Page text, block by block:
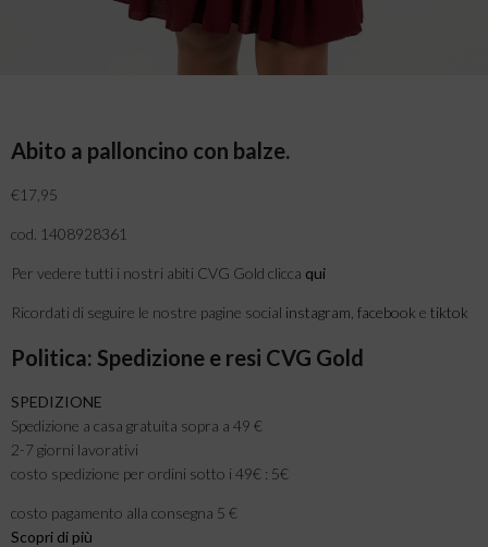
Abito a palloncino con balze.
€17,95
cod. 1408928361
Per vedere tutti i nostri abiti CVG Gold clicca qui
Ricordati di seguire le nostre pagine social instagram facebook e tiktok
Politica: Spedizione e resi CVG Gold
SPEDIZIONE
Spedizione a casa gratuita sopra a 49 €
2-7 giorni lavorativi
costo spedizione per ordini sotto i 49€ : 5€
costo pagamento alla consegna 5 €
Scopri di più